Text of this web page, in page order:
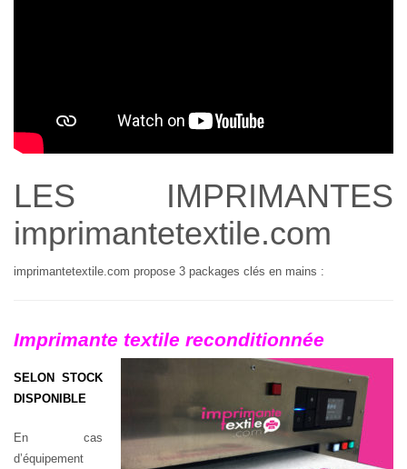
LES IMPRIMANTES
imprimantetextile.com
imprimantetextile.com propose 3 packages clés en mains :
Imprimante textile reconditionnée
SELON STOCK
DISPONIBLE
En cas
d’équipement